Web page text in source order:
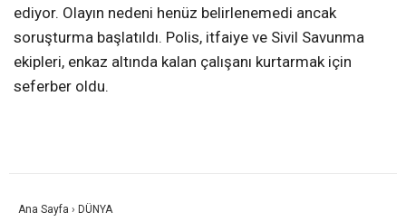
ediyor. Olayın nedeni henüz belirlenemedi ancak
soruşturma başlatıldı. Polis, itfaiye ve Sivil Savunma
ekipleri, enkaz altında kalan çalışanı kurtarmak için
seferber oldu.
Ana Sayfa › DÜNYA